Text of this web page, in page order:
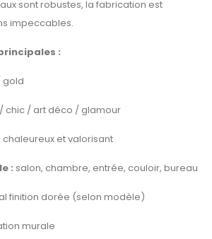
sont robustes, la fabrication est
impeccables.
:
gold
chic / art déco / glamour
chaleureux et valorisant
: salon, chambre, entrée, couloir, bureau
finition dorée (selon modèle)
murale